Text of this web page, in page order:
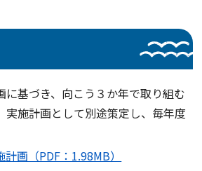
基づき、向こう３か年で取り組む
実施計画として別途策定し、毎年度
画（PDF：1.98MB）